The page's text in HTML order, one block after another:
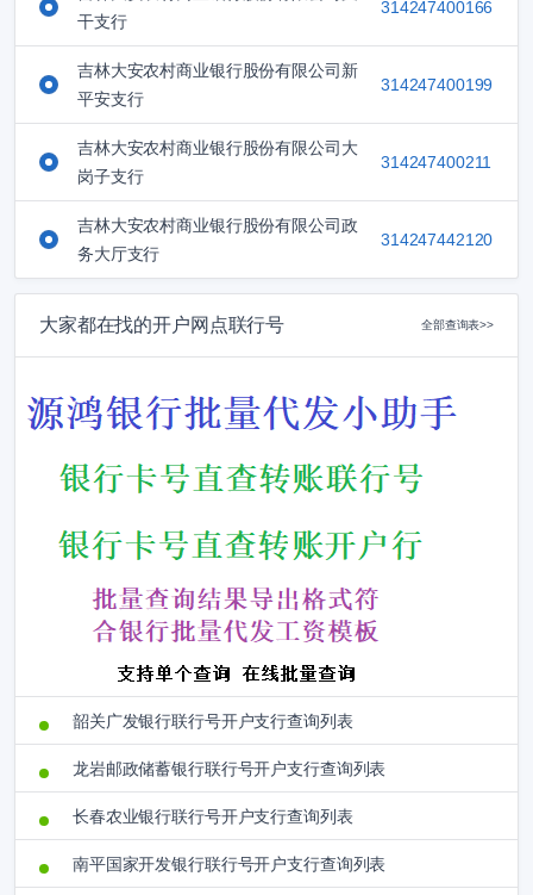
干支行
314247400166
吉林大安农村商业银行股份有限公司新
平安支行
314247400199
吉林大安农村商业银行股份有限公司大
岗子支行
314247400211
吉林大安农村商业银行股份有限公司政
务大厅支行
314247442120
大家都在找的开户网点联行号 全部查询表>>
韶关广发银行联行号开户支行查询列表
龙岩邮政储蓄银行联行号开户支行查询列表
长春农业银行联行号开户支行查询列表
南平国家开发银行联行号开户支行查询列表